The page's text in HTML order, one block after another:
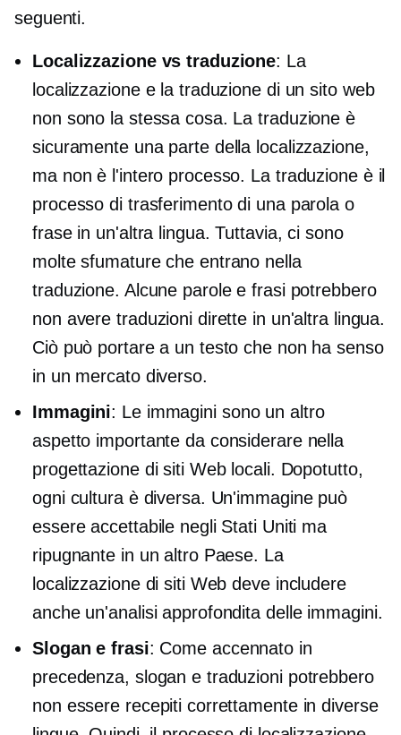
seguenti.
Localizzazione vs traduzione: La
localizzazione e la traduzione di un sito web
non sono la stessa cosa. La traduzione è
sicuramente una parte della localizzazione,
ma non è l'intero processo. La traduzione è il
processo di trasferimento di una parola o
frase in un'altra lingua. Tuttavia, ci sono
molte sfumature che entrano nella
traduzione. Alcune parole e frasi potrebbero
non avere traduzioni dirette in un'altra lingua.
Ciò può portare a un testo che non ha senso
in un mercato diverso.
Immagini: Le immagini sono un altro
aspetto importante da considerare nella
progettazione di siti Web locali. Dopotutto,
ogni cultura è diversa. Un'immagine può
essere accettabile negli Stati Uniti ma
ripugnante in un altro Paese. La
localizzazione di siti Web deve includere
anche un'analisi approfondita delle immagini.
Slogan e frasi: Come accennato in
precedenza, slogan e traduzioni potrebbero
non essere recepiti correttamente in diverse